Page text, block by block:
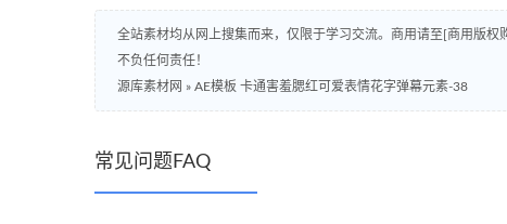
全站素材均从网上搜集而来，仅限于学习交流。商用请至[商用版
不负任何责任！
源库素材网 » AE模板 卡通害羞腮红可爱表情花字弹幕元素-38
常见问题FAQ